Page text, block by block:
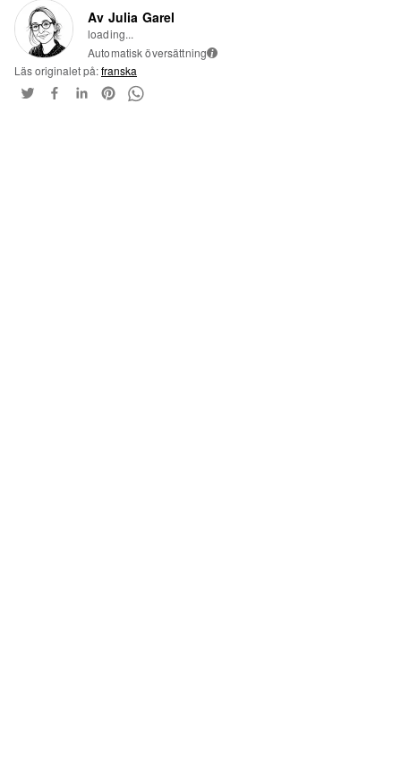
Av Julia Garel
loading...
Automatisk översättning i
Läs originalet på:franska